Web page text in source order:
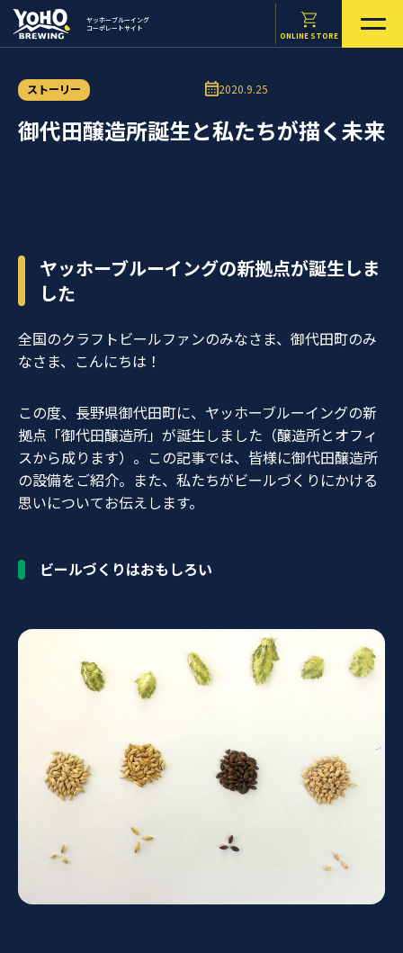
ヤッホーブルーイング
コーポレートサイト
ONLINE STORE
ストーリー 2020.9.25
御代田醸造所誕生と私たちが描く未来
ヤッホーブルーイングの新拠点が誕生しま
した
全国のクラフトビールファンのみなさま、御代田町のみ
なさま、こんにちは！
この度、長野県御代田町に、ヤッホーブルーイングの新
拠点「御代田醸造所」が誕生しました（醸造所とオフィ
スから成ります）。この記事では、皆様に御代田醸造所
の設備をご紹介。また、私たちがビールづくりにかける
思いについてお伝えします。
ビールづくりはおもしろい